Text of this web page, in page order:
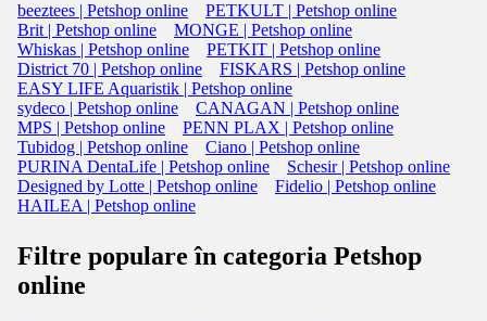
beeztees | Petshop online
PETKULT | Petshop online
Brit | Petshop online
MONGE | Petshop online
Whiskas | Petshop online
PETKIT | Petshop online
District 70 | Petshop online
FISKARS | Petshop online
EASY LIFE Aquaristik | Petshop online
sydeco | Petshop online
CANAGAN | Petshop online
MPS | Petshop online
PENN PLAX | Petshop online
Tubidog | Petshop online
Ciano | Petshop online
PURINA DentaLife | Petshop online
Schesir | Petshop online
Designed by Lotte | Petshop online
Fidelio | Petshop online
HAILEA | Petshop online
Filtre populare în categoria Petshop
online